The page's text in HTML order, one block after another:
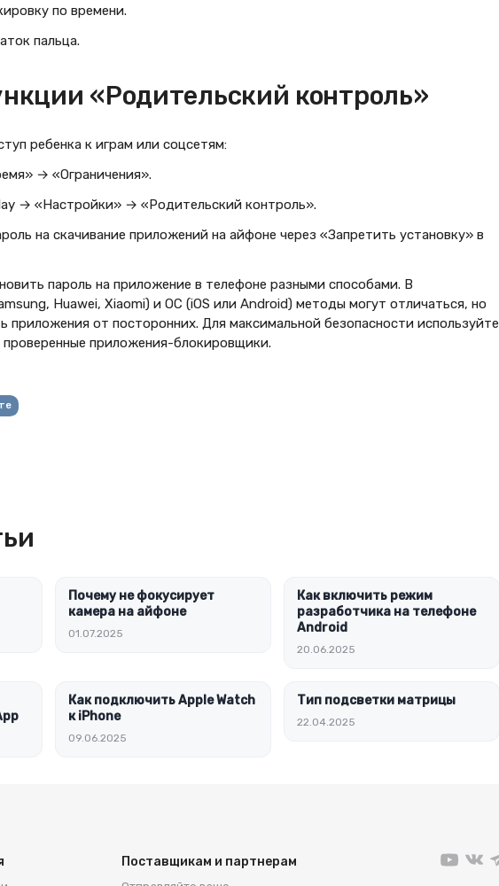
по времени.
пальца.
«Родительский контроль»
ребенка к играм или соцсетям:
→ «Ограничения».
→ «Настройки» → «Родительский контроль».
на скачивание приложений на айфоне через «Запретить установку» в
пароль на приложение в телефоне разными способами. В
Huawei, Xiaomi) и ОС (iOS или Android) методы могут отличаться, но
приложения от посторонних. Для максимальной безопасности используйте
приложения-блокировщики.
Почему не фокусирует
камера на айфоне
01.07.2025
Как включить режим
разработчика на телефоне
Android
20.06.2025
Как подключить Apple Watch
к iPhone
09.06.2025
Тип подсветки матрицы
22.04.2025
Поставщикам и партнерам